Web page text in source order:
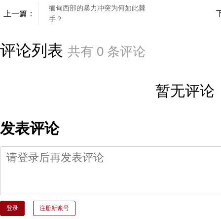
上一篇：
缅甸西部的暴力冲突为何如此棘
手？
评论列表 共有 0 条评论
暂无评论
发表评论
登录 注册新账号